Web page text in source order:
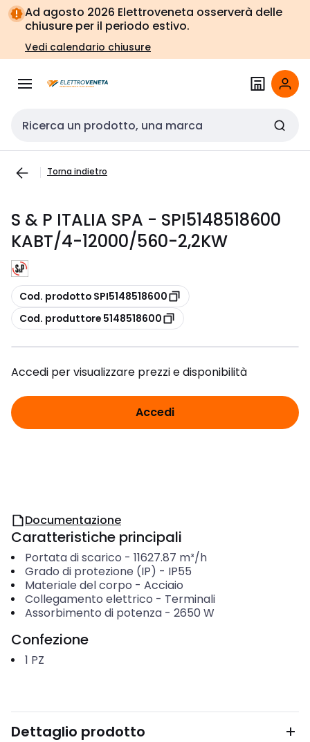
Vai alla
navigazione
Vai
alla
pagina
Ad agosto 2026 Elettroveneta osserverà delle
chiusure per il periodo estivo.
Vedi calendario chiusure
Cerca input
Torna indietro
S & P ITALIA SPA - SPI5148518600
KABT/4-12000/560-2,2KW
copia
Cod. prodotto SPI5148518600
copia
Cod. produttore 5148518600
Accedi per visualizzare prezzi e disponibilità
Accedi
Documentazione
Caratteristiche principali
Portata di scarico - 11627.87 m³/h
Grado di protezione (IP) - IP55
Materiale del corpo - Acciaio
Collegamento elettrico - Terminali
Assorbimento di potenza- 2650 W
Confezione
1 PZ
Dettaglio prodotto